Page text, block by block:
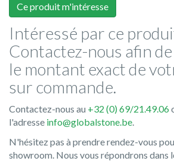
Ce produit m'intéresse
Intéressé par ce
Contactez-nous afin
le montant exact de
sur commande.
Contactez-nous au +32 (0) 69/21.49.06
l'adresse info@globalstone.be.
N'hésitez pas à prendre rendez-vous
showroom. Nous vous répondrons dans